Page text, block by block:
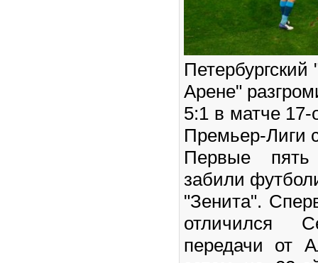
Арене"
5:1 в матче 17-
Премьер-Лиги
Первые
забили
"Зенита".
отличился
передачи от